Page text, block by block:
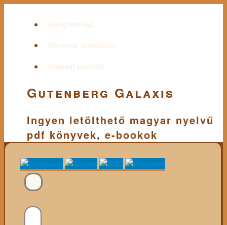
Könyvkereső
Könyvek témakörei
Kiemelt szerzők
Gutenberg Galaxis
Ingyen letölthető magyar nyelvű
pdf könyvek, e-bookok